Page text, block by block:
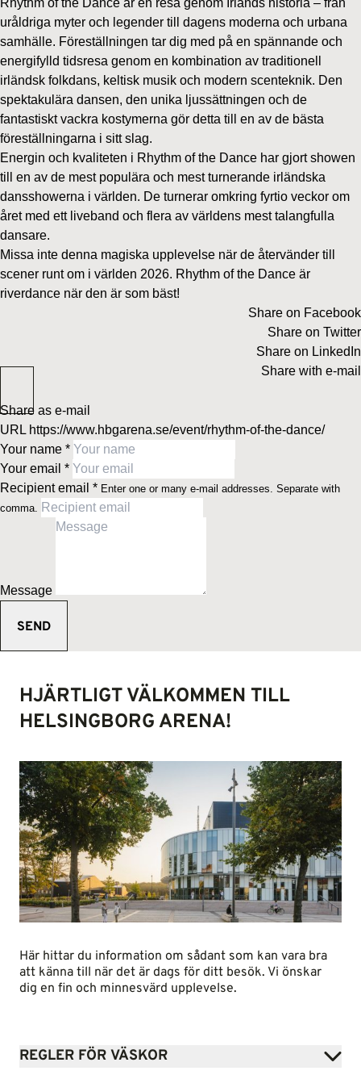
uråldriga myter och legender till dagens moderna och urbana
samhälle. Föreställningen tar dig med på en spännande och
energifylld tidsresa genom en kombination av traditionell
irländsk folkdans, keltisk musik och modern scenteknik. Den
spektakulära dansen, den unika ljussättningen och de
fantastiskt vackra kostymerna gör detta till en av de bästa
föreställningarna i sitt slag.
Energin och kvaliteten i Rhythm of the Dance har gjort showen
till en av de mest populära och mest turnerande irländska
dansshowerna i världen. De turnerar omkring fyrtio veckor om
året med ett liveband och flera av världens mest talangfulla
dansare.
Missa inte denna magiska upplevelse när de återvänder till
scener runt om i världen 2026. Rhythm of the Dance är
riverdance när den är som bäst!
Share on Facebook
Share on Twitter
Share on LinkedIn
Share with e-mail
Share as e-mail
URL https://www.hbgarena.se/event/rhythm-of-the-dance/
Your name *
Your email *
Recipient email * Enter one or many e-mail addresses. Separate with
comma.
Message
HJÄRTLIGT VÄLKOMMEN TILL
HELSINGBORG ARENA!
Här hittar du information om sådant som kan vara bra
att känna till när det är dags för ditt besök. Vi önskar
dig en fin och minnesvärd upplevelse.
REGLER FÖR VÄSKOR